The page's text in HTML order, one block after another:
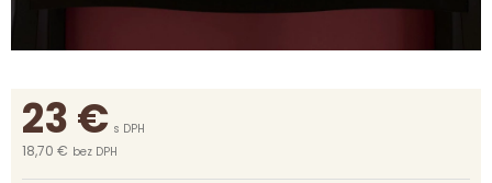
23€ s DPH
18,70 € bez DPH